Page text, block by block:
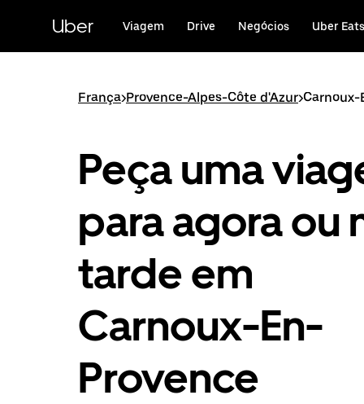
conteúdo
Uber Viagem Drive Negócios Uber Eats
França>Provence-Alpes-Côte d'Azur>Carnoux-
Peça uma
para agora ou
tarde em
Carnoux-En-
Provence